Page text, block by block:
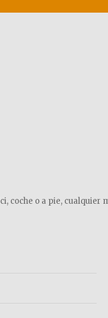
o a pie, cualquier